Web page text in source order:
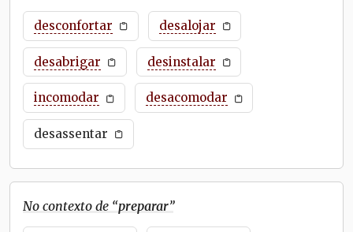
desconfortar desalojar
desabrigar desinstalar
incomodar desacomodar
desassentar
No contexto de “preparar”